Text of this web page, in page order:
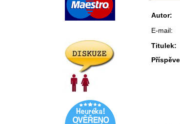
Autor:
E-mail:
Titulek: